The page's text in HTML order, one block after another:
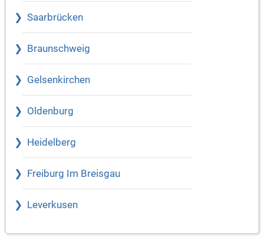
Saarbrücken
Braunschweig
Gelsenkirchen
Oldenburg
Heidelberg
Freiburg Im Breisgau
Leverkusen